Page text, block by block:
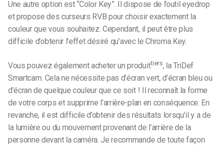
Une autre option est “Color Key”. Il dispose de l’outil eyedrop
et propose des curseurs RVB pour choisir exactement la
couleur que vous souhaitez. Cependant, il peut être plus
difficile d’obtenir l’effet désiré qu’avec le Chroma Key.
Vous pouvez également acheter un produittiers, la TriDef
Smartcam. Cela ne nécessite pas d’écran vert, d’écran bleu ou
d’écran de quelque couleur que ce soit ! Il reconnaît la forme
de votre corps et supprime l’arrière-plan en conséquence. En
revanche, il est difficile d’obtenir des résultats lorsqu’il y a de
la lumière ou du mouvement provenant de l’arrière de la
personne devant la caméra. Je recommande de toute façon